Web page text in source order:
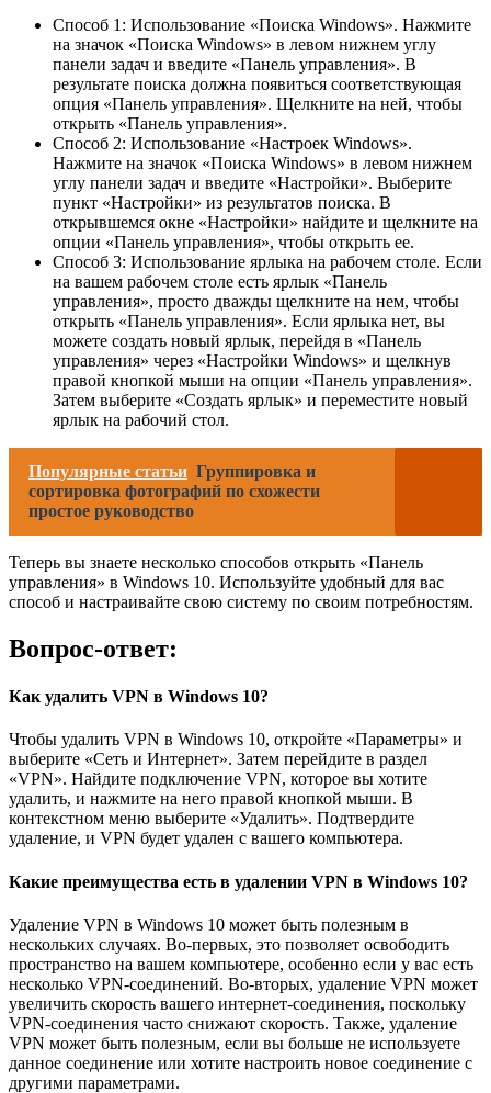
Способ 1: Использование «Поиска Windows». Нажмите
на значок «Поиска Windows» в левом нижнем углу
панели задач и введите «Панель управления». В
результате поиска должна появиться соответствующая
опция «Панель управления». Щелкните на ней, чтобы
открыть «Панель управления».
Способ 2: Использование «Настроек Windows».
Нажмите на значок «Поиска Windows» в левом нижнем
углу панели задач и введите «Настройки». Выберите
пункт «Настройки» из результатов поиска. В
открывшемся окне «Настройки» найдите и щелкните на
опции «Панель управления», чтобы открыть ее.
Способ 3: Использование ярлыка на рабочем столе. Если
на вашем рабочем столе есть ярлык «Панель
управления», просто дважды щелкните на нем, чтобы
открыть «Панель управления». Если ярлыка нет, вы
можете создать новый ярлык, перейдя в «Панель
управления» через «Настройки Windows» и щелкнув
правой кнопкой мыши на опции «Панель управления».
Затем выберите «Создать ярлык» и переместите новый
ярлык на рабочий стол.
Популярные статьи Группировка и
сортировка фотографий по схожести
простое руководство
Теперь вы знаете несколько способов открыть «Панель
управления» в Windows 10. Используйте удобный для вас
способ и настраивайте свою систему по своим потребностям.
Вопрос-ответ:
Как удалить VPN в Windows 10?
Чтобы удалить VPN в Windows 10, откройте «Параметры» и
выберите «Сеть и Интернет». Затем перейдите в раздел
«VPN». Найдите подключение VPN, которое вы хотите
удалить, и нажмите на него правой кнопкой мыши. В
контекстном меню выберите «Удалить». Подтвердите
удаление, и VPN будет удален с вашего компьютера.
Какие преимущества есть в удалении VPN в Windows 10?
Удаление VPN в Windows 10 может быть полезным в
нескольких случаях. Во-первых, это позволяет освободить
пространство на вашем компьютере, особенно если у вас есть
несколько VPN-соединений. Во-вторых, удаление VPN может
увеличить скорость вашего интернет-соединения, поскольку
VPN-соединения часто снижают скорость. Также, удаление
VPN может быть полезным, если вы больше не используете
данное соединение или хотите настроить новое соединение с
другими параметрами.